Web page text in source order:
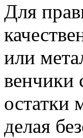
Для
или
венчики
остатки
делая